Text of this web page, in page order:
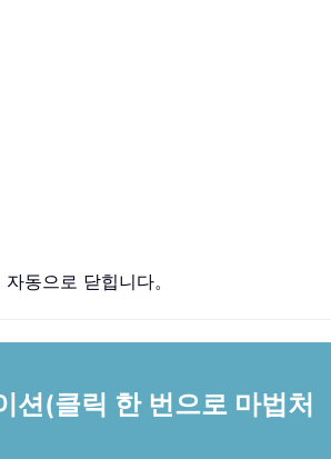
동으로 닫힙니다。
션(클릭 한 번으로 마법처